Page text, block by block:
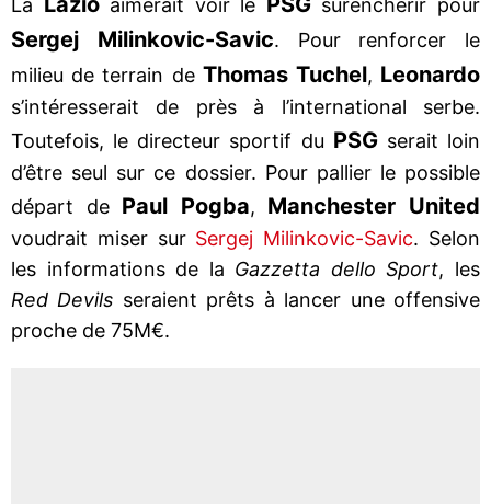
La aimerait voir le surenchérir pour
Sergej Milinkovic-Savic. Pour renforcer le
milieu de terrain de Thomas Tuchel, Leonardo
s’intéresserait de près à l’international serbe.
Toutefois, le directeur sportif du PSGserait loin
d’être seul sur ce dossier. Pour pallier le possible
départ de Paul Pogba, Manchester United
voudrait miser sur Sergej Milinkovic-Savic. Selon
les informations de la Gazzetta dello Sport, les
Red Devils seraient prêts à lancer une offensive
proche de 75M€.